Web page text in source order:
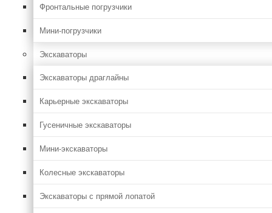
Фронтальные погрузчики
Мини-погрузчики
Экскаваторы
Экскаваторы драглайны
Карьерные экскаваторы
Гусеничные экскаваторы
Мини-экскаваторы
Колесные экскаваторы
Экскаваторы с прямой лопатой